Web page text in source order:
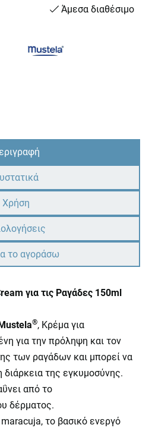
Άμεσα διαθέσιμο
Χρήση
το αγοράσω
για τις Ραγάδες 150ml
®, Κρέμα για
για την πρόληψη και τον
των ραγάδων και μπορεί να
της εγκυμοσύνης.
από το
δέρματος.
το βασικό ενεργό